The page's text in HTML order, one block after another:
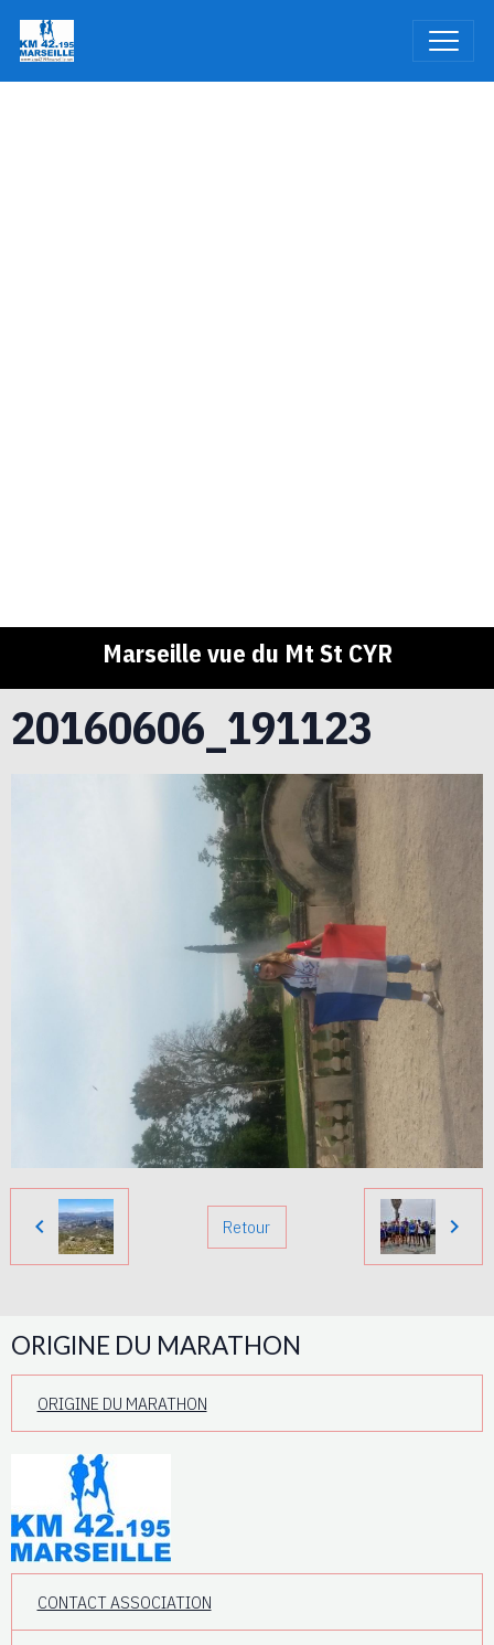
Marseille vue du Mt St CYR
20160606_191123
Retour
ORIGINE DU MARATHON
ORIGINE DU MARATHON
CONTACT ASSOCIATION